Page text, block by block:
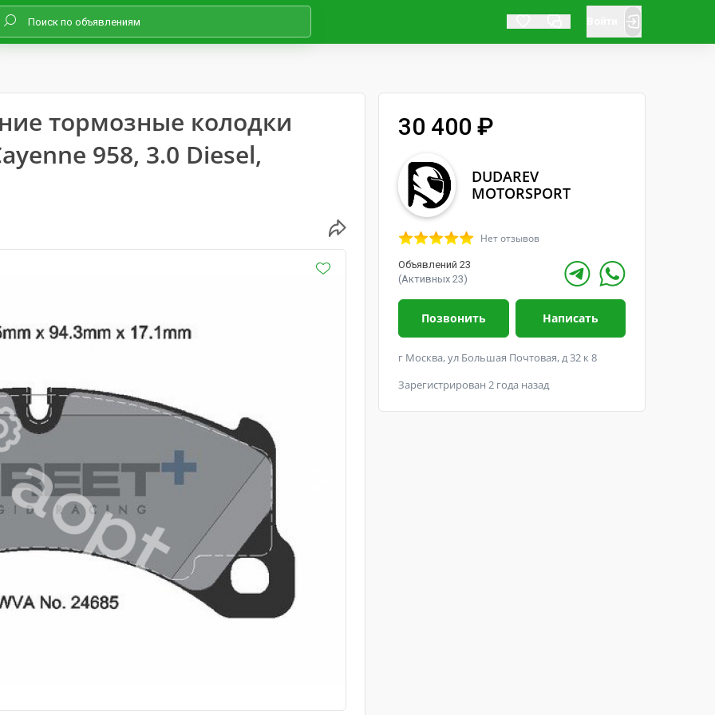
тормозные колодки
958, 3.0 Diesel,
30 400 ₽
DUDAREV
MOTORSPORT
Нет отзывов
Объявлений 23
(Активных 23)
Позвонить Написать
г Москва, ул Большая Почтовая, д 32 к 8
Зарегистрирован 2 года назад